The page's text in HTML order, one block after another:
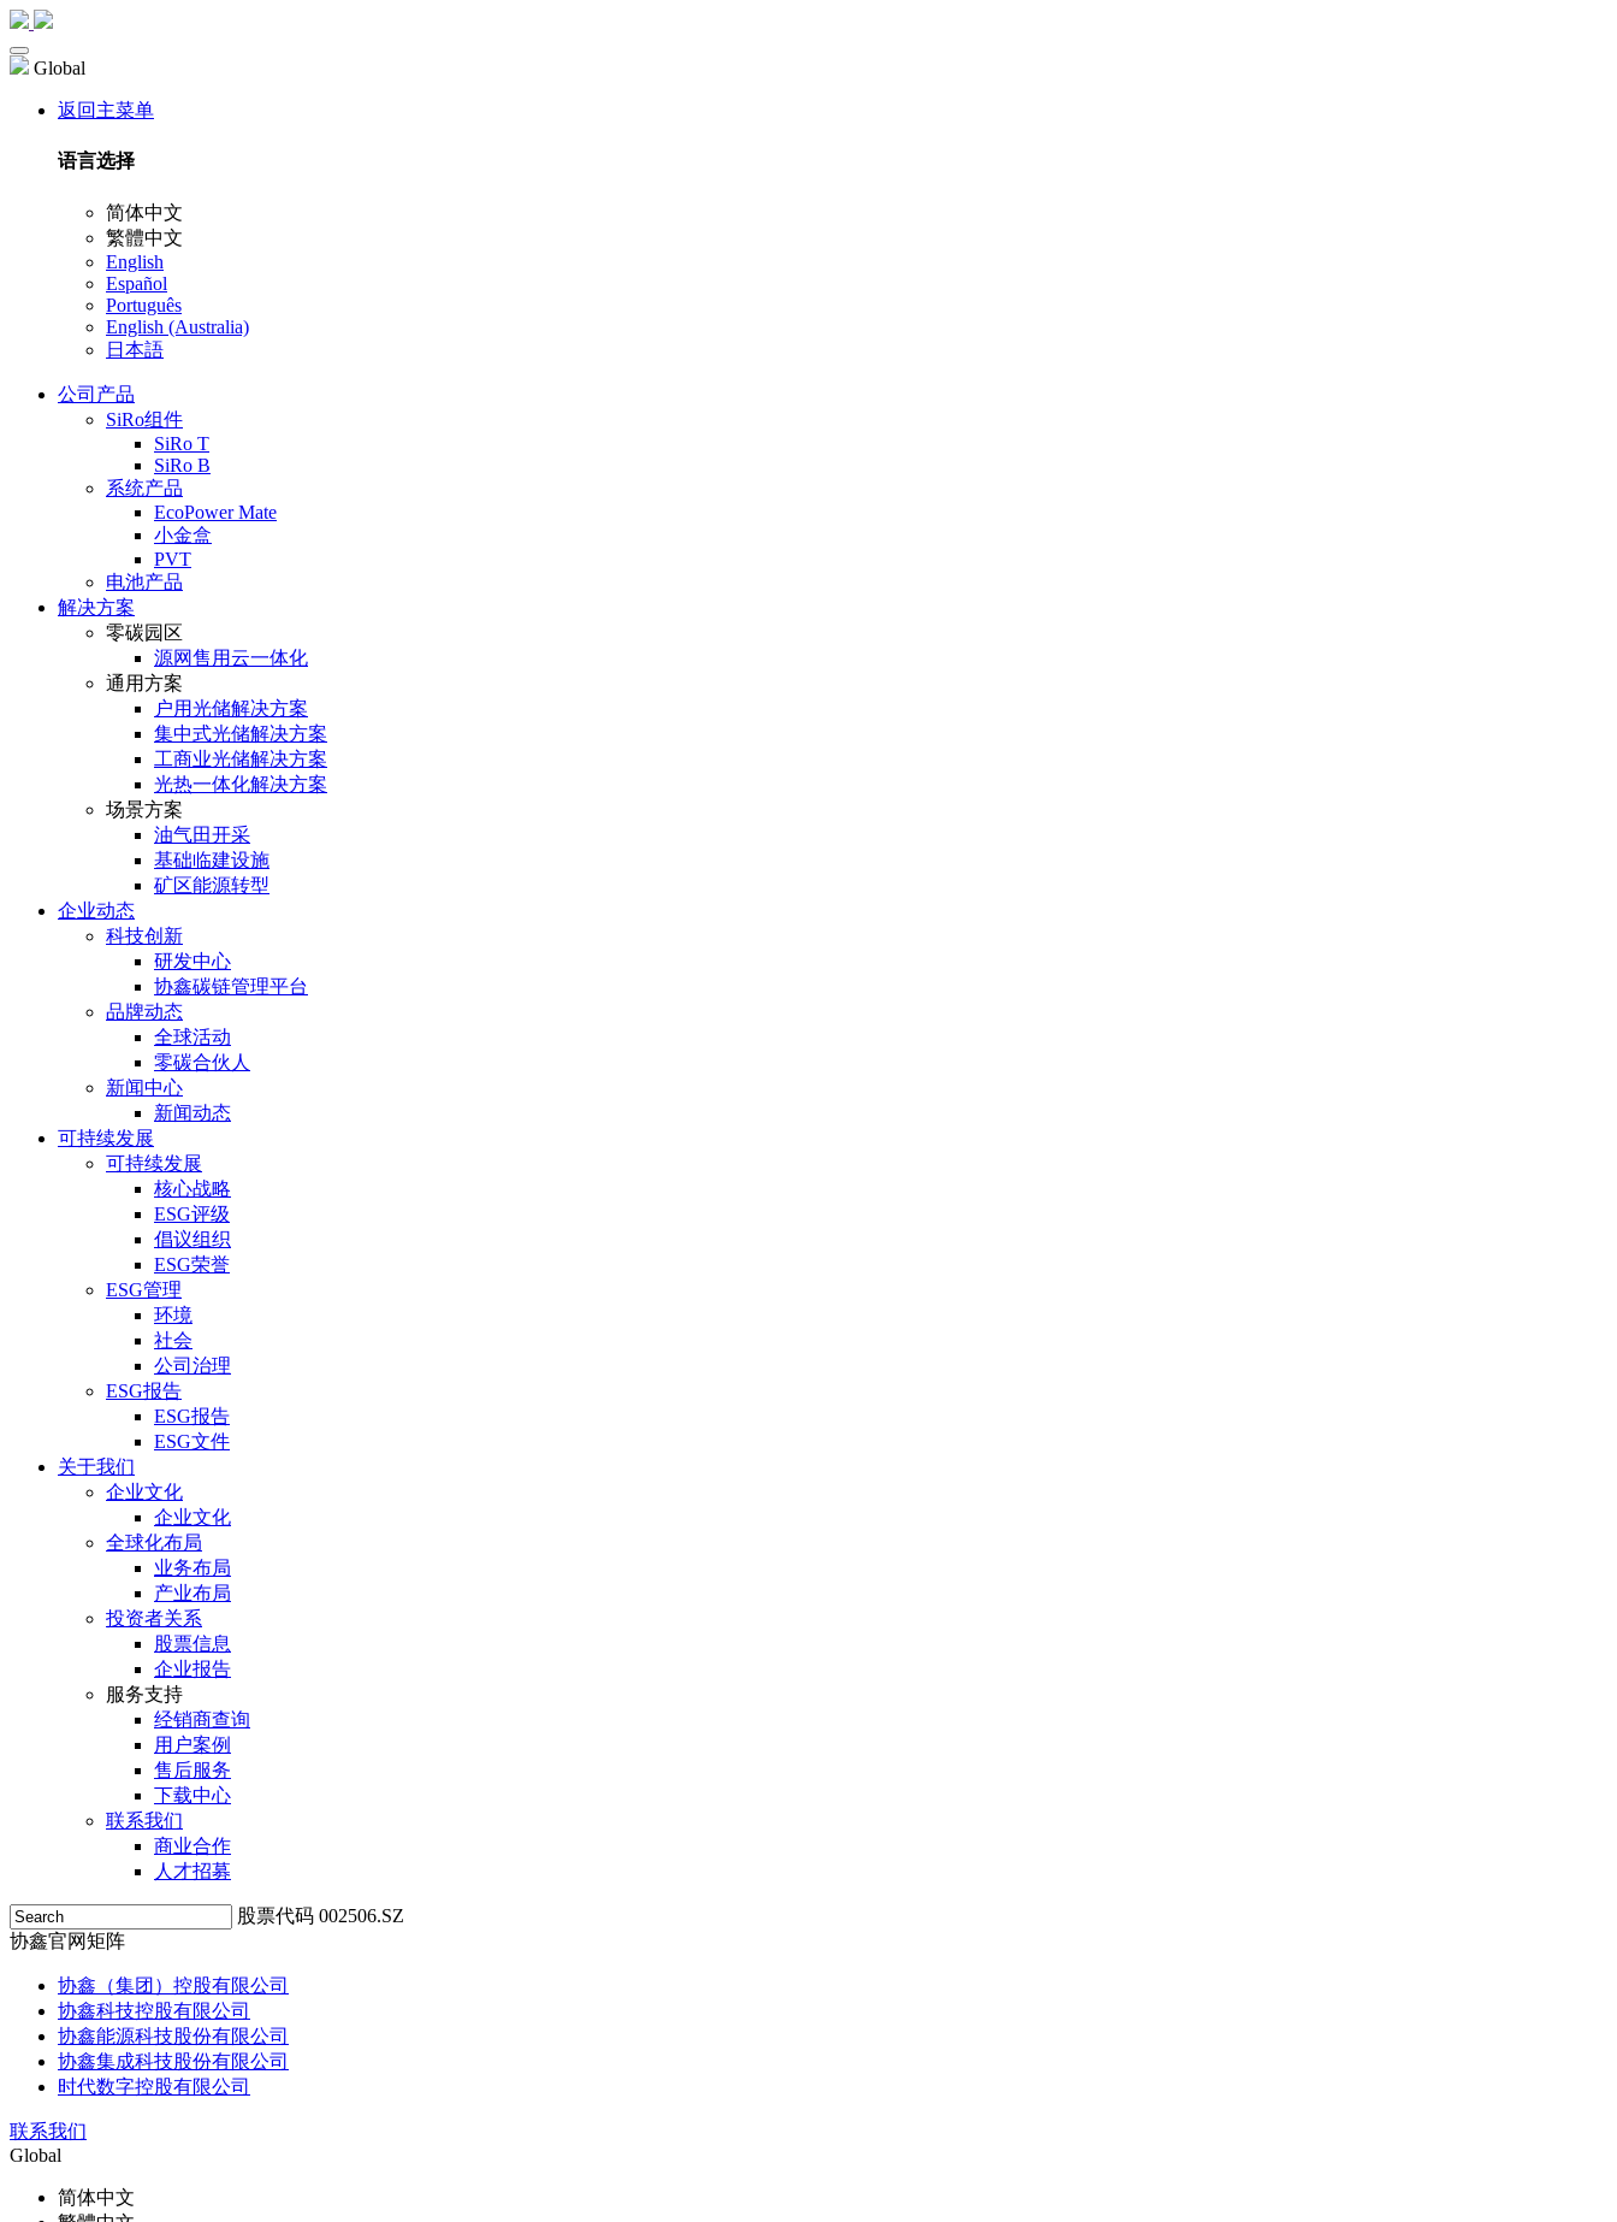
Global
返回主菜单
语言选择
简体中文
繁體中文
English
Español
Português
English (Australia)
日本語
公司产品
SiRo组件
SiRo T
SiRo B
系统产品
EcoPower Mate
小金盒
PVT
电池产品
解决方案
零碳园区
源网售用云一体化
通用方案
户⽤光储解决⽅案
集中式光储解决⽅案
⼯商业光储解决⽅案
光热⼀体化解决⽅案
场景方案
油气田开采
基础临建设施
矿区能源转型
企业动态
科技创新
研发中心
协鑫碳链管理平台
品牌动态
全球活动
零碳合伙人
新闻中心
新闻动态
可持续发展
可持续发展
核心战略
ESG评级
倡议组织
ESG荣誉
ESG管理
环境
社会
公司治理
ESG报告
ESG报告
ESG文件
关于我们
企业文化
企业文化
全球化布局
业务布局
产业布局
投资者关系
股票信息
企业报告
服务支持
经销商查询
用户案例
售后服务
下载中心
联系我们
商业合作
人才招募
股票代码 002506.SZ
协鑫官网矩阵
协鑫（集团）控股有限公司
协鑫科技控股有限公司
协鑫能源科技股份有限公司
协鑫集成科技股份有限公司
时代数字控股有限公司
联系我们
Global
简体中文